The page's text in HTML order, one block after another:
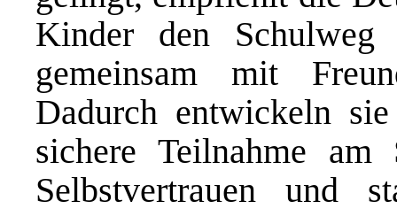
Kinder den Schulweg
gemeinsam mit
Dadurch entwickeln
sichere Teilnahme am
Selbstvertrauen und